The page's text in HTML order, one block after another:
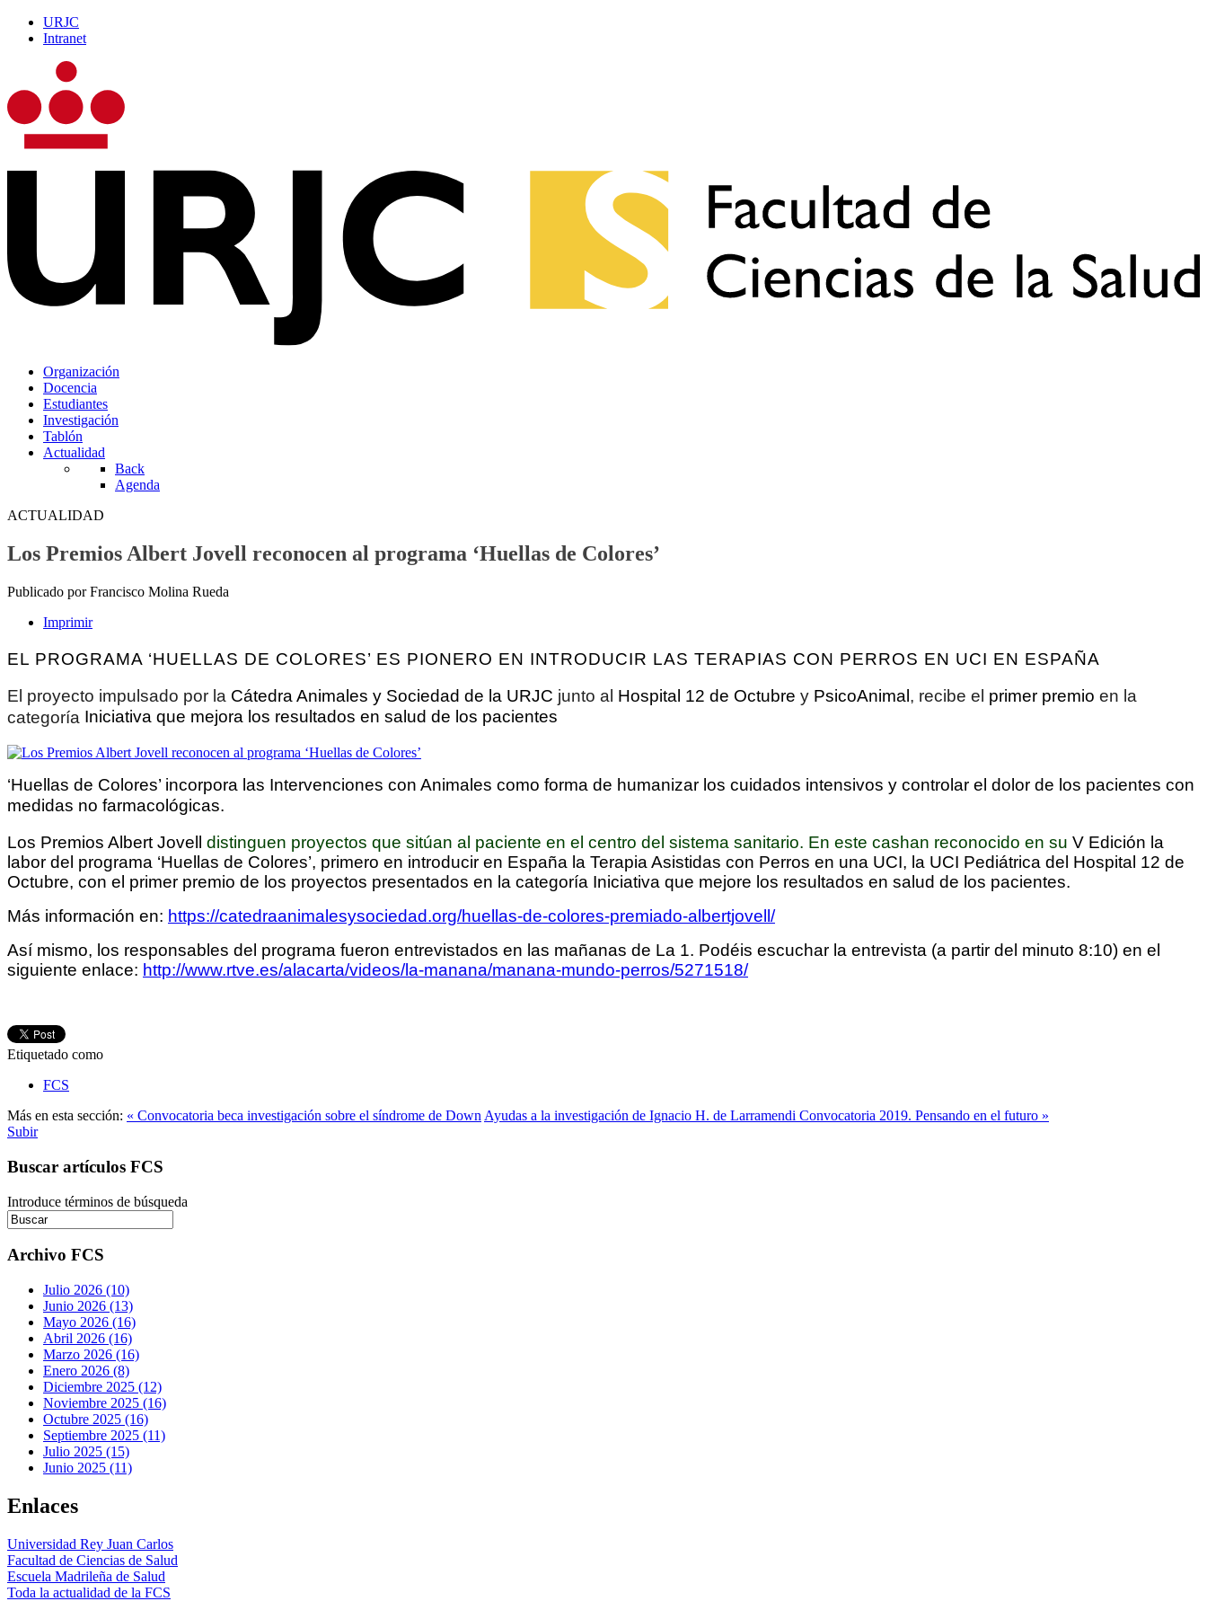
URJC
Intranet
Organización
Docencia
Estudiantes
Investigación
Tablón
Actualidad
Back
Agenda
ACTUALIDAD
Los Premios Albert Jovell reconocen al programa ‘Huellas de Colores’
Publicado por Francisco Molina Rueda
Imprimir
EL PROGRAMA ‘HUELLAS DE COLORES’ ES PIONERO EN INTRODUCIR LAS TERAPIAS CON PERROS EN UCI EN ESPAÑA
El proyecto impulsado por la Cátedra Animales y Sociedad de la URJC junto al Hospital 12 de Octubre y PsicoAnimal , recibe el primer premio en la
categoría Iniciativa que mejora los resultados en salud de los pacientes
‘Huellas de Colores’ incorpora las Intervenciones con Animales como forma de humanizar los cuidados intensivos y controlar el dolor de los pacientes con
medidas no farmacológicas.
Los Premios Albert Jovell distinguen proyectos que sitúan al paciente en el centro del sistema sanitario. En este cashan reconocido en su V Edición la
labor del programa ‘Huellas de Colores’, primero en introducir en España la Terapia Asistidas con Perros en una UCI, la UCI Pediátrica del Hospital 12 de
Octubre, con el primer premio de los proyectos presentados en la categoría Iniciativa que mejore los resultados en salud de los pacientes.
Más información en: https://catedraanimalesysociedad.org/huellas-de-colores-premiado-albertjovell/
Así mismo, los responsables del programa fueron entrevistados en las mañanas de La 1. Podéis escuchar la entrevista (a partir del minuto 8:10) en el
siguiente enlace: http://www.rtve.es/alacarta/videos/la-manana/manana-mundo-perros/5271518/
Etiquetado como
FCS
Más en esta sección: « Convocatoria beca investigación sobre el síndrome de Down Ayudas a la investigación de Ignacio H. de Larramendi Convocatoria 2019. Pensando en el futuro »
Subir
Buscar artículos FCS
Introduce términos de búsqueda
Archivo FCS
Julio 2026 (10)
Junio 2026 (13)
Mayo 2026 (16)
Abril 2026 (16)
Marzo 2026 (16)
Enero 2026 (8)
Diciembre 2025 (12)
Noviembre 2025 (16)
Octubre 2025 (16)
Septiembre 2025 (11)
Julio 2025 (15)
Junio 2025 (11)
Enlaces
Universidad Rey Juan Carlos
Facultad de Ciencias de Salud
Escuela Madrileña de Salud
Toda la actualidad de la FCS